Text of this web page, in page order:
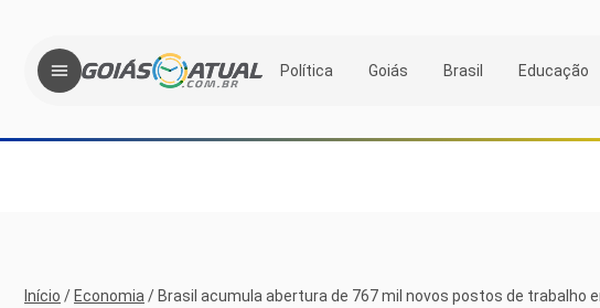
Política Goiás Brasil Educação
Início / Economia / Brasil acumula abertura de 767 mil novos postos de trabalho